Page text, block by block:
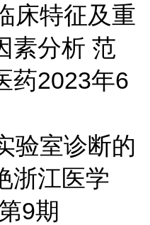
床特征及重
素分析 范
药2023年6
验室诊断的
浙江医学
9期